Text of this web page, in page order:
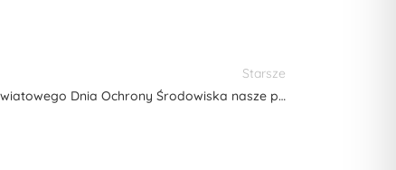
Starsze
Dnia Ochrony Środowiska nasze p…